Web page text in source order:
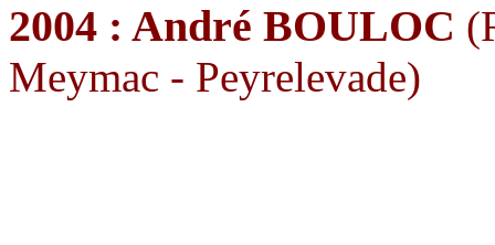
2004 : André BOULOC
Meymac - Peyrelevade)